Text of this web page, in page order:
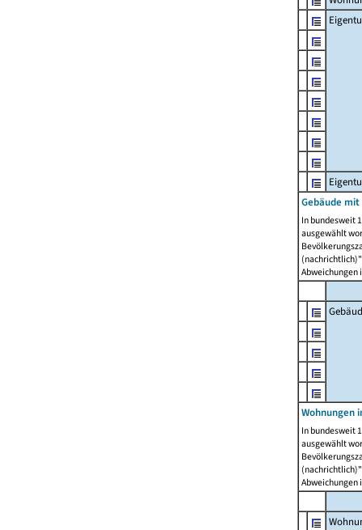
Gebäude
In bundesweit
ausgewählt
Abweichungen
Wohnungen
In bundesweit
ausgewählt
Abweichungen